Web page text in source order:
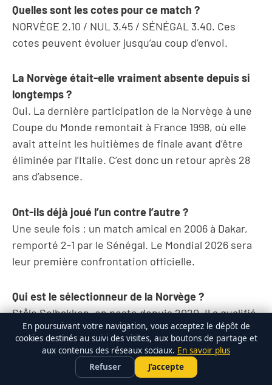
Quelles sont les cotes pour ce match ?
NORVÈGE 2.10 / NUL 3.45 / SÉNÉGAL 3.40. Ces
cotes peuvent évoluer jusqu’au coup d’envoi.
La Norvège était-elle vraiment absente depuis si
longtemps ?
Oui. La dernière participation de la Norvège à une
Coupe du Monde remontait à France 1998, où elle
avait atteint les huitièmes de finale avant d’être
éliminée par l’Italie. C’est donc un retour après 28
ans d’absence.
Ont-ils déjà joué l’un contre l’autre ?
Une seule fois : un match amical en 2006 à Dakar,
remporté 2-1 par le Sénégal. Le Mondial 2026 sera
leur première confrontation officielle.
Qui est le sélectionneur de la Norvège ?
Ståle Solbakken, en poste depuis 2020. Il a qualifié
la Norvège en terminant premier de son groupe de
qualification avec un sans-faute (8 victoires en 8
sont réservés aux membres Gold
PARIER SUR LE FOOT •
Profiter de l'offre →
En poursuivant votre navigation, vous acceptez le dépôt de
cookies destinés au suivi des visites, aux boutons de partage et
aux contenus des réseaux sociaux. En savoir plus
Refuser
J’accepte